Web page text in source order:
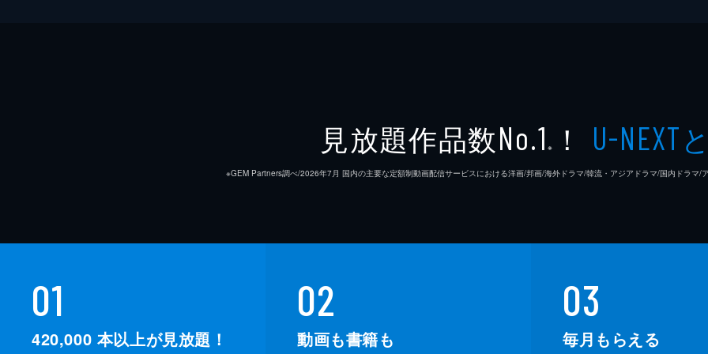
見放題作品数No.1 ※ ！ U-NEXT
※GEM Partners調べ/2026年7⽉ 国内の主要な定額制動画配信サービスにおける洋画/邦画/海外ドラマ/韓流・アジアドラマ/国内ドラマ/
01
420,000 本以上が見放題！
02
動画も書籍も
03
毎月もらえる